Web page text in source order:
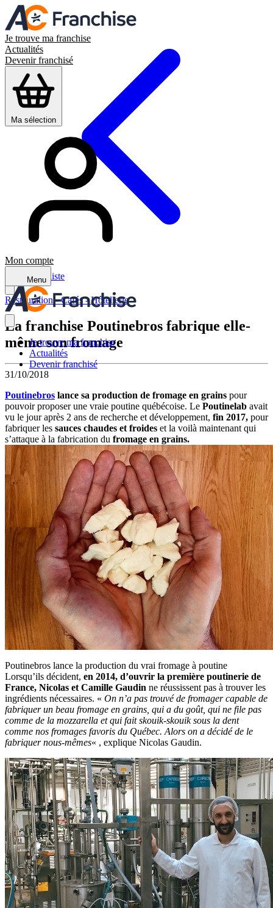
Je trouve ma franchise
Actualités
Devenir franchisé
Ma sélection
Mon compte
Menu
Je trouve ma franchise
Actualités
Devenir franchisé
Retour à la liste
Restauration - Cafés - Hôtellerie
La franchise Poutinebros fabrique elle-
même son fromage
31/10/2018
Poutinebros lance sa production de fromage en grains pour
pouvoir proposer une vraie poutine québécoise. Le Poutinelab avait
vu le jour après 2 ans de recherche et développement, fin 2017, pour
fabriquer les sauces chaudes et froides et la voilà maintenant qui
s’attaque à la fabrication du fromage en grains.
Poutinebros lance la production du vrai fromage à poutine
Lorsqu’ils décident, en 2014, d’ouvrir la première poutinerie de
France, Nicolas et Camille Gaudin ne réussissent pas à trouver les
ingrédients nécessaires. « On n’a pas trouvé de fromager capable de
fabriquer un beau fromage en grains, qui a du goût, qui ne file pas
comme de la mozzarella et qui fait skouik-skouik sous la dent
comme nos fromages favoris du Québec. Alors on a décidé de le
fabriquer nous-mêmes« , explique Nicolas Gaudin.